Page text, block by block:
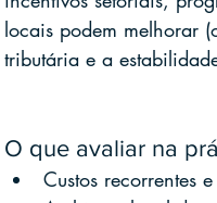
locais podem melhorar
tributária e a
O que avaliar na
Custos recorrentes